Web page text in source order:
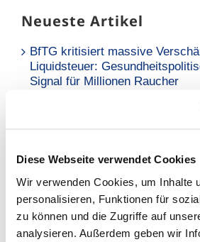
Diese Webseite verwendet Cookies
Wir verwenden Cookies, um Inhalte
personalisieren, Funktionen für
zu können und die Zugriffe auf
analysieren. Außerdem geben wir
Neueste Artikel
BfTG kritisiert massive
Liquidsteuer:
Signal für Millionen Raucher
Neue Analyse: Falsche
BfTG zum Referentenentwurf des
Grundproblem nicht – Kritik an
Stellungnahmefrist